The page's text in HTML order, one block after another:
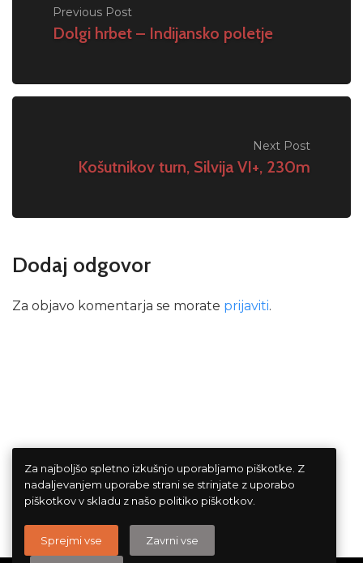
Previous Post
Dolgi hrbet – Indijansko poletje
Next Post
Košutnikov turn, Silvija VI+, 230m
Dodaj odgovor
Za objavo komentarja se morate prijaviti.
Za najboljšo spletno izkušnjo uporabljamo piškotke. Z
nadaljevanjem uporabe strani se strinjate z uporabo
piškotkov v skladu z našo politiko piškotkov.
Sprejmi vse Zavrni vse